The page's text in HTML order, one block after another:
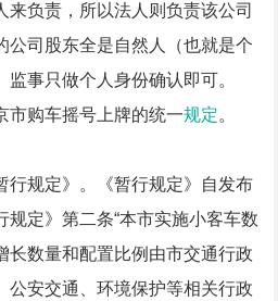
来负责，所以法人则负责该公司
公司股东全是自然人（也就是个
事只做个人身份确认即可。
市购车摇号上牌的统一规定。
行规定》。《暂行规定》自发布
定》第二条“本市实施小客车数
长数量和配置比例由市交通行政
公安交通、环境保护等相关行政